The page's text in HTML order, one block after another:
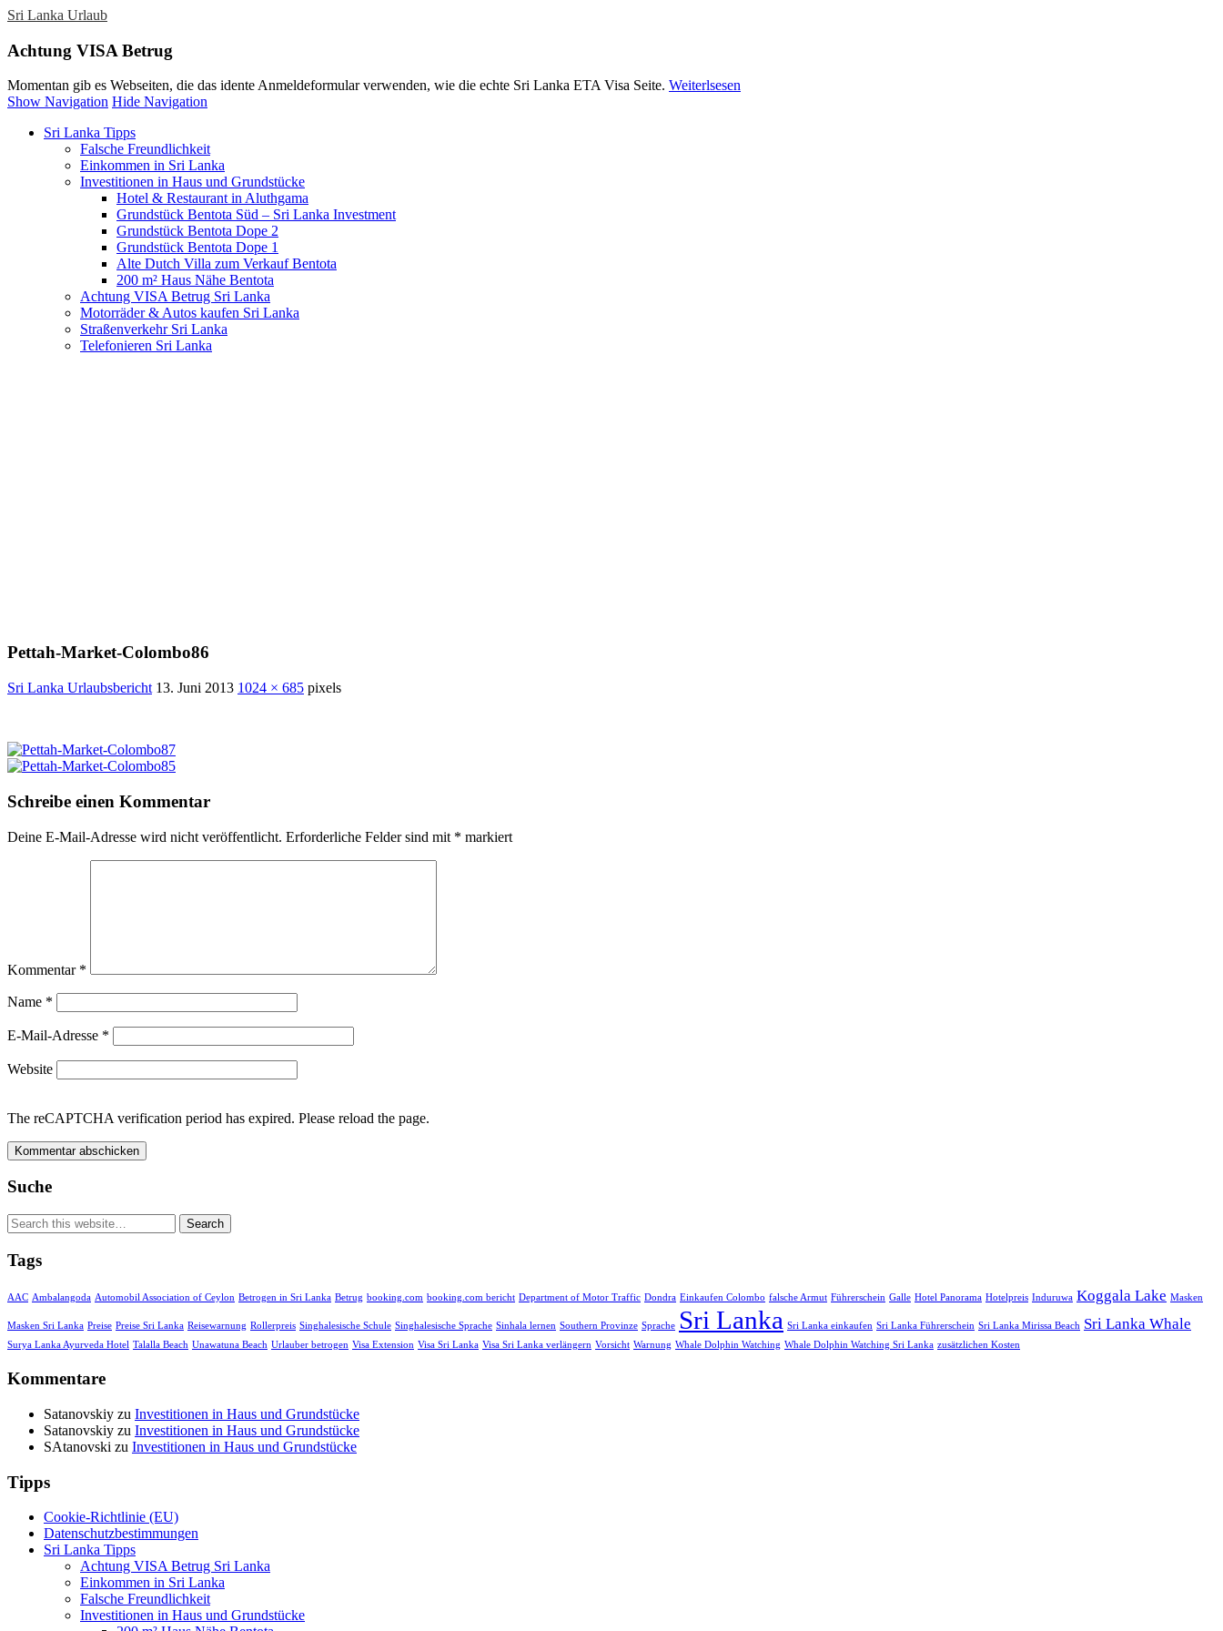
Sri Lanka Urlaub
Achtung VISA Betrug
Momentan gib es Webseiten, die das idente Anmeldeformular verwenden, wie die echte Sri Lanka ETA Visa Seite. Weiterlsesen
Show Navigation Hide Navigation
Sri Lanka Tipps
Falsche Freundlichkeit
Einkommen in Sri Lanka
Investitionen in Haus und Grundstücke
Hotel & Restaurant in Aluthgama
Grundstück Bentota Süd – Sri Lanka Investment
Grundstück Bentota Dope 2
Grundstück Bentota Dope 1
Alte Dutch Villa zum Verkauf Bentota
200 m² Haus Nähe Bentota
Achtung VISA Betrug Sri Lanka
Motorräder & Autos kaufen Sri Lanka
Straßenverkehr Sri Lanka
Telefonieren Sri Lanka
Pettah-Market-Colombo86
Sri Lanka Urlaubsbericht 13. Juni 2013 1024 × 685 pixels
Schreibe einen Kommentar
Deine E-Mail-Adresse wird nicht veröffentlicht. Erforderliche Felder sind mit * markiert
Kommentar *
Name *
E-Mail-Adresse *
Website
The reCAPTCHA verification period has expired. Please reload the page.
Suche
Tags
AAC Ambalangoda Automobil Association of Ceylon Betrogen in Sri Lanka Betrug booking.com booking.com bericht Department of Motor Traffic Dondra Einkaufen Colombo falsche Armut Führerschein Galle Hotel Panorama Hotelpreis Induruwa Koggala Lake Masken
Masken Sri Lanka Preise Preise Sri Lanka Reisewarnung Rollerpreis Singhalesische Schule Singhalesische Sprache Sinhala lernen Southern Provinze Sprache Sri Lanka Sri Lanka einkaufen Sri Lanka Führerschein Sri Lanka Mirissa Beach Sri Lanka Whale
Surya Lanka Ayurveda Hotel Talalla Beach Unawatuna Beach Urlauber betrogen Visa Extension Visa Sri Lanka Visa Sri Lanka verlängern Vorsicht Warnung Whale Dolphin Watching Whale Dolphin Watching Sri Lanka zusätzlichen Kosten
Kommentare
Satanovskiy zu Investitionen in Haus und Grundstücke
Satanovskiy zu Investitionen in Haus und Grundstücke
SAtanovski zu Investitionen in Haus und Grundstücke
Tipps
Cookie-Richtlinie (EU)
Datenschutzbestimmungen
Sri Lanka Tipps
Achtung VISA Betrug Sri Lanka
Einkommen in Sri Lanka
Falsche Freundlichkeit
Investitionen in Haus und Grundstücke